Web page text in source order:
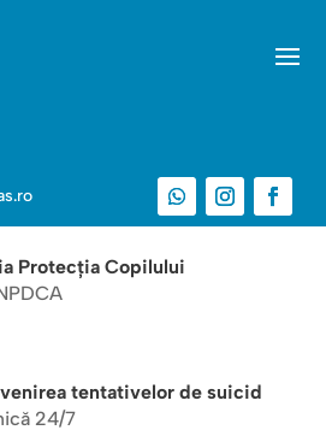
Protecția Copilului
tentativelor de suicid
24/7